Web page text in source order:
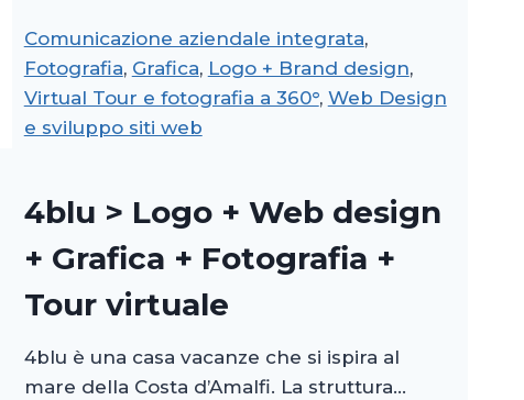
Comunicazione aziendale integrata,
Fotografia, Grafica, Logo + Brand design,
Virtual Tour e fotografia a 360°, Web Design
e sviluppo siti web
4blu > Logo + Web design
+ Grafica + Fotografia +
Tour virtuale
4blu è una casa vacanze che si ispira al
mare della Costa d’Amalfi. La struttura…